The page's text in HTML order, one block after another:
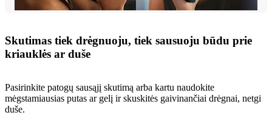
Skutimas tiek drėgnuoju, tiek sausuoju būdu prie
kriauklės ar duše
Pasirinkite patogų sausąjį skutimą arba kartu naudokite
mėgstamiausias putas ar gelį ir skuskitės gaivinančiai drėgnai, netgi
duše.